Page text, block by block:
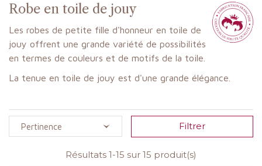
Robe en toile de jouy
Les robes de petite fille d'honneur en toile de
jouy offrent une grande variété de possibilités
en termes de couleurs et de motifs de la toile.
La tenue en toile de jouy est d'une grande élégance.
Pertinence Filtrer
Résultats 1-15 sur 15 produit(s)